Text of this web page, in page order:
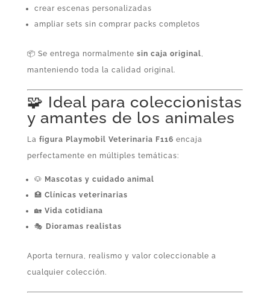
crear escenas personalizadas
ampliar sets sin comprar packs completos
📦 Se entrega normalmente sin caja original
manteniendo toda la calidad original.
🧩 Ideal para coleccionistas
y amantes de los animales
La figura Playmobil Veterinaria F116 encaja
perfectamente en múltiples temáticas:
🐶 Mascotas y cuidado animal
🏥 Clínicas veterinarias
🏡 Vida cotidiana
🎭 Dioramas realistas
Aporta ternura, realismo y valor coleccionable a
cualquier colección.